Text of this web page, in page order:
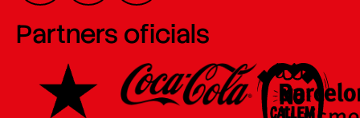
Partners oficials